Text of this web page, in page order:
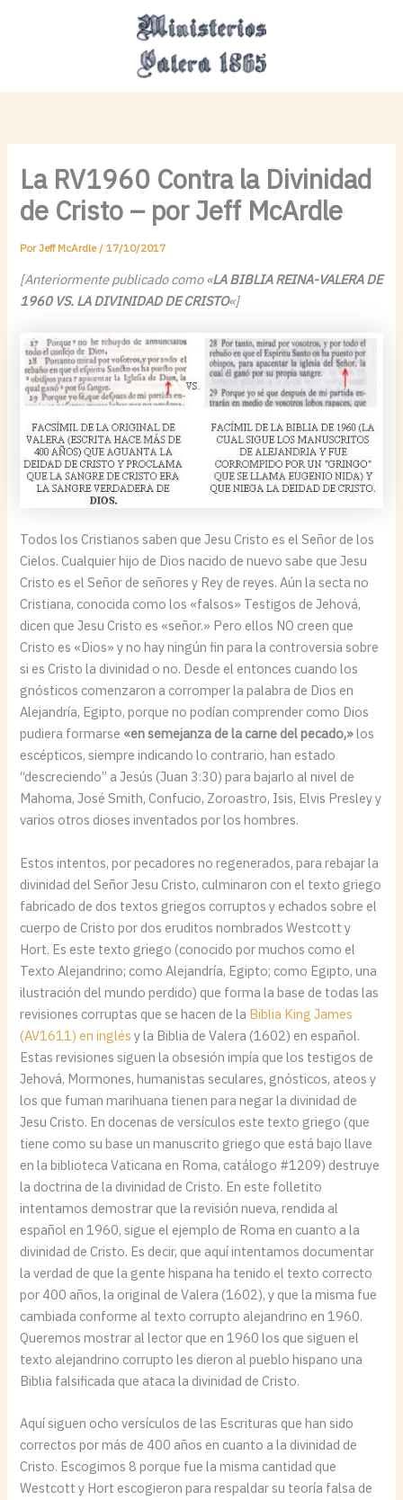
La RV1960 Contra la Divinidad
de Cristo – por Jeff McArdle
PorJeff McArdle /17/10/2017
[Anteriormente publicado como «LA BIBLIA REINA-VALERA DE
1960VS. LA DIVINIDAD DE CRISTO«]
Todos los Cristianos saben que Jesu Cristo es el Señor de los
Cielos. Cualquier hijo de Dios nacido de nuevo sabe que Jesu
Cristo es el Señor de señores y Rey de reyes. Aún la secta no
Cristiana, conocida como los «falsos» Testigos de Jehová,
dicen que Jesu Cristo es «señor.» Pero ellos NO creen que
Cristo es «Dios» y no hay ningún fin para la controversia sobre
si es Cristo la divinidad o no. Desde el entonces cuando los
gnósticos comenzaron a corromper la palabra de Dios en
Alejandría, Egipto, porque no podían comprender como Dios
pudiera formarse «en semejanza de la carne del pecado,»los
escépticos, siempre indicando lo contrario, han estado
“descreciendo” a Jesús (Juan 3:30) para bajarlo al nivel de
Mahoma, José Smith, Confucio, Zoroastro, Isis, Elvis Presley y
varios otros dioses inventados por los hombres.
Estos intentos, por pecadores no regenerados, para rebajar la
divinidad del Señor Jesu Cristo, culminaron con el texto griego
fabricado de dos textos griegos corruptos y echados sobre el
cuerpo de Cristo por dos eruditos nombrados Westcott y
Hort. Es este texto griego (conocido por muchos como el
Texto Alejandrino; como Alejandría, Egipto; como Egipto, una
ilustración del mundo perdido) que forma la base de todas las
revisiones corruptas que se hacen de la Biblia King James
(AV1611) en inglés y la Biblia de Valera (1602) en español.
Estas revisiones siguen la obsesión impía que los testigos de
Jehová, Mormones, humanistas seculares, gnósticos, ateos y
los que fuman marihuana tienen para negar la divinidad de
Jesu Cristo. En docenas de versículos este texto griego (que
tiene como su base un manuscrito griego que está bajo llave
en la biblioteca Vaticana en Roma, catálogo #1209) destruye
la doctrina de la divinidad de Cristo. En este folletito
intentamos demostrar que la revisión nueva, rendida al
español en 1960, sigue el ejemplo de Roma en cuanto a la
divinidad de Cristo. Es decir, que aquí intentamos documentar
la verdad de que la gente hispana ha tenido el texto correcto
por 400 años, la original de Valera (1602), y que la misma fue
cambiada conforme al texto corrupto alejandrino en 1960.
Queremos mostrar al lector que en 1960 los que siguen el
texto alejandrino corrupto les dieron al pueblo hispano una
Biblia falsificada que ataca la divinidad de Cristo.
Aquí siguen ocho versículos de las Escrituras que han sido
correctos por más de 400 años en cuanto a la divinidad de
Cristo. Escogimos 8 porque fue la misma cantidad que
Westcott y Hort escogieron para respaldar su teoría falsa de